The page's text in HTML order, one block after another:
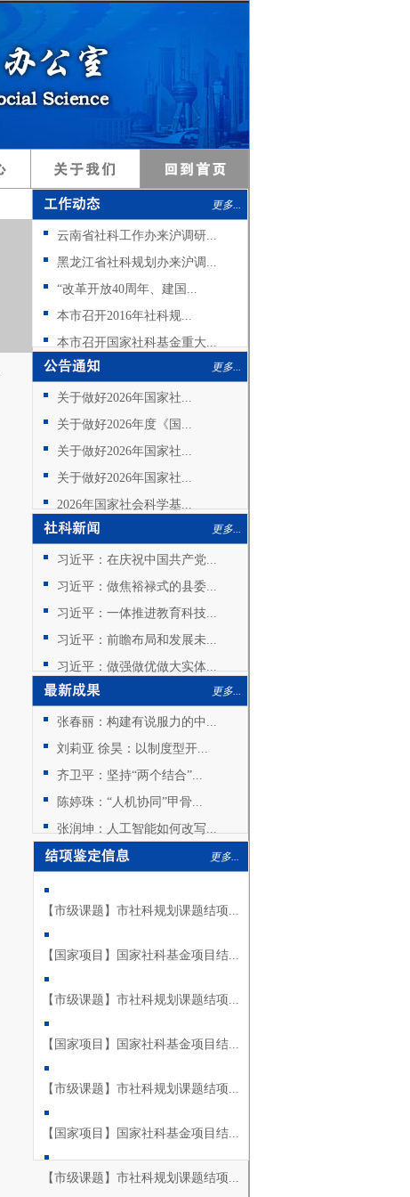
更多...
云南省社科工作办来沪调研...
黑龙江省社科规划办来沪调...
“改革开放40周年、建国...
本市召开2016年社科规...
本市召开国家社科基金重大...
更多...
关于做好2026年国家社...
关于做好2026年度《国...
关于做好2026年国家社...
关于做好2026年国家社...
2026年国家社会科学基...
更多...
习近平：在庆祝中国共产党...
习近平：做焦裕禄式的县委...
习近平：一体推进教育科技...
习近平：前瞻布局和发展未...
习近平：做强做优做大实体...
更多...
张春丽：构建有说服力的中...
刘莉亚 徐昊：以制度型开...
齐卫平：坚持“两个结合”...
陈婷珠：“人机协同”甲骨...
张润坤：人工智能如何改写...
更多...
【市级课题】市社科规划课题结项...
【国家项目】国家社科基金项目结...
【市级课题】市社科规划课题结项...
【国家项目】国家社科基金项目结...
【市级课题】市社科规划课题结项...
【国家项目】国家社科基金项目结...
【市级课题】市社科规划课题结项...